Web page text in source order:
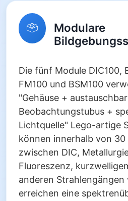
Modulare
Die fünf Module DIC100,
FM100 und BSM100
"Gehäuse +
Beobachtungstubus +
Lichtquelle" Lego-artige
können innerhalb von 30
zwischen DIC,
Fluoreszenz,
anderen Strahlengängen
erreichen eine